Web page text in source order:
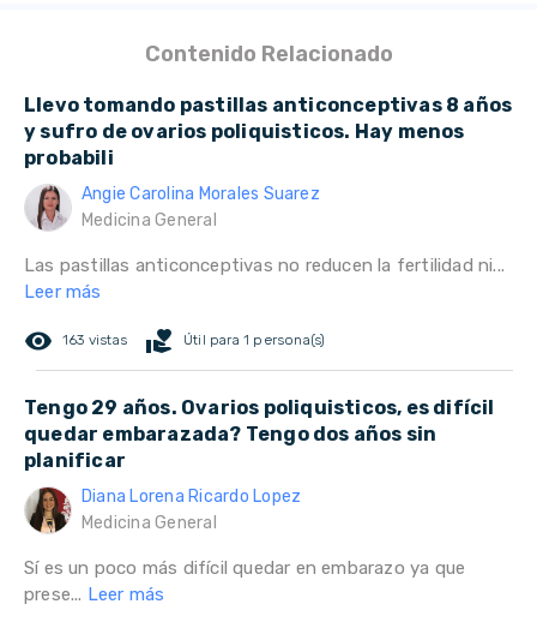
Contenido Relacionado
Llevo tomando pastillas anticonceptivas 8 años
y sufro de ovarios poliquisticos. Hay menos
probabili
Angie Carolina Morales Suarez
Medicina General
Las pastillas anticonceptivas no reducen la fertilidad ni...
Leer más
remove_red_eye 163 vistas volunteer_activism Útil para 1 persona(s)
Tengo 29 años. Ovarios poliquisticos, es difícil
quedar embarazada? Tengo dos años sin
planificar
Diana Lorena Ricardo Lopez
Medicina General
Sí es un poco más difícil quedar en embarazo ya que
prese... Leer más